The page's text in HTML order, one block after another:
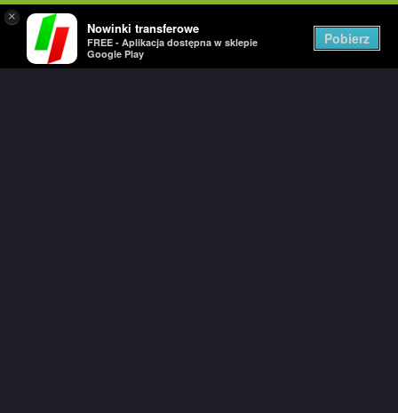
×
Nowinki transferowe
FREE - Aplikacja dostępna w sklepie
Google Play
Pobierz